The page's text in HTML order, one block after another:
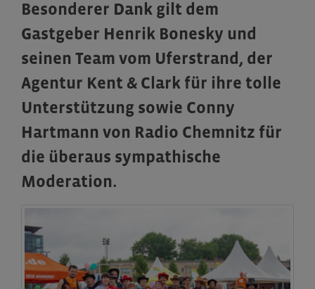
Besonderer Dank gilt dem
Gastgeber Henrik Bonesky und
seinen Team vom Uferstrand, der
Agentur Kent & Clark für ihre tolle
Unterstützung sowie Conny
Hartmann von Radio Chemnitz für
die überaus sympathische
Moderation.